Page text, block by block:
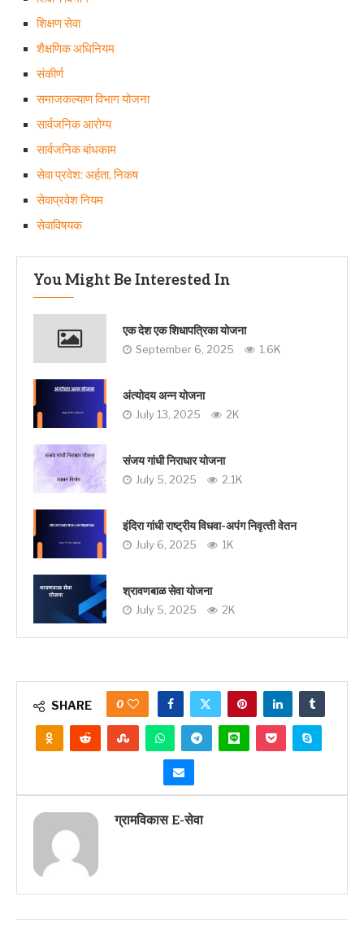
शिक्षण सेवा
शैक्षणिक अधिनियम
संकीर्ण
समाजकल्याण विभाग योजना
सार्वजनिक आरोग्य
सार्वजनिक बांधकाम
सेवा प्रवेश: अर्हता, निकष
सेवाप्रवेश नियम
सेवाविषयक
You Might Be Interested In
एक देश एक शिधापत्रिका योजना
September 6, 2025 1.6K
अंत्योदय अन्न योजना
July 13, 2025 2K
संजय गांधी निराधार योजना
July 5, 2025 2.1K
इंदिरा गांधी राष्‍ट्रीय विधवा-अपंग निवृत्‍ती वेतन
July 6, 2025 1K
श्रावणबाळ सेवा योजना
July 5, 2025 2K
SHARE 0
ग्रामविकास E-सेवा